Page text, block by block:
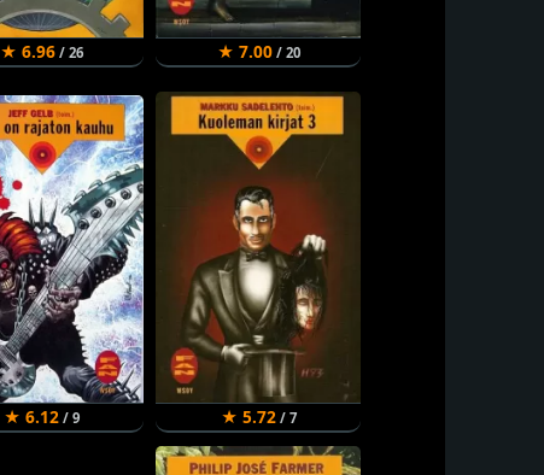
★ 6.96/ 26 ★ 7.00/ 20
★ 6.12/ 9 ★ 5.72/ 7